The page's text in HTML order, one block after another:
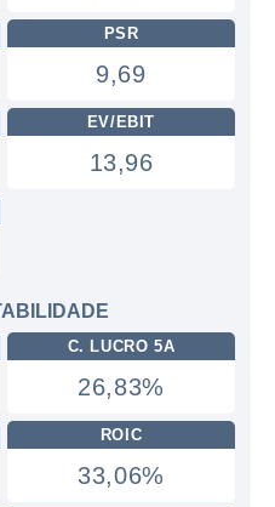
PSR
9,69
EV/EBIT
13,96
C. LUCRO 5A
26,83%
ROIC
33,06%